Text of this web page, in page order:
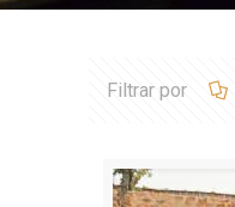
Filtrar por